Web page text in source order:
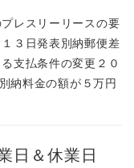
レスリーリースの要
３日発表別納郵便差
支払条件の変更２０
納料金の額が５万円
日＆休業日